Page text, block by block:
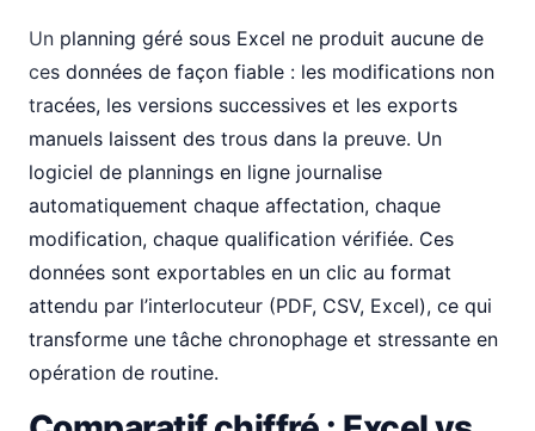
Un planning géré sous Excel ne produit aucune de
ces données de façon fiable : les modifications non
tracées, les versions successives et les exports
manuels laissent des trous dans la preuve. Un
logiciel de plannings en ligne journalise
automatiquement chaque affectation, chaque
modification, chaque qualification vérifiée. Ces
données sont exportables en un clic au format
attendu par l’interlocuteur (PDF, CSV, Excel), ce qui
transforme une tâche chronophage et stressante en
opération de routine.